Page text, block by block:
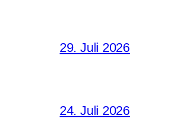
29. Juli 2026
24. Juli 2026